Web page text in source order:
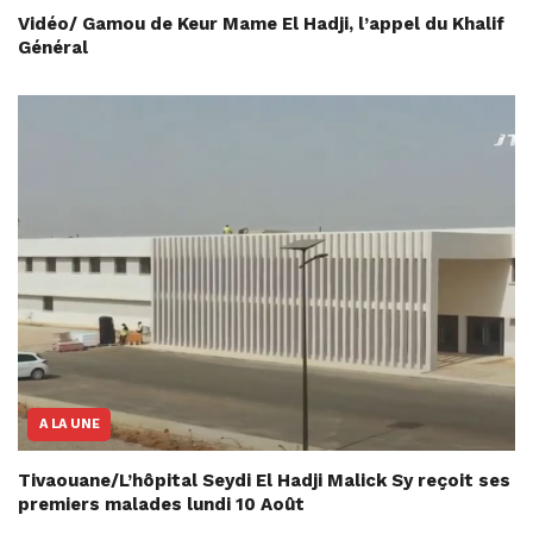
Vidéo/ Gamou de Keur Mame El Hadji, l’appel du Khalif
Général
A LA UNE
Tivaouane/L’hôpital Seydi El Hadji Malick Sy reçoit ses
premiers malades lundi 10 Août